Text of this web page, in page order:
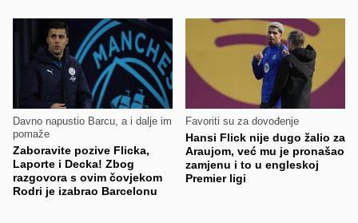
Davno napustio Barcu, a i dalje im
pomaže
Zaboravite pozive Flicka,
Laporte i Decka! Zbog
razgovora s ovim čovjekom
Rodri je izabrao Barcelonu
Favoriti su za dovođenje
Hansi Flick nije dugo žalio za
Araujom, već mu je pronašao
zamjenu i to u engleskoj
Premier ligi